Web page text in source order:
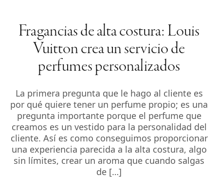
Fragancias de alta costura: Louis
Vuitton crea un servicio de
perfumes personalizados
La primera pregunta que le hago al cliente es
por qué quiere tener un perfume propio; es una
pregunta importante porque el perfume que
creamos es un vestido para la personalidad del
cliente. Así es como conseguimos proporcionar
una experiencia parecida a la alta costura, algo
sin límites, crear un aroma que cuando salgas
de […]